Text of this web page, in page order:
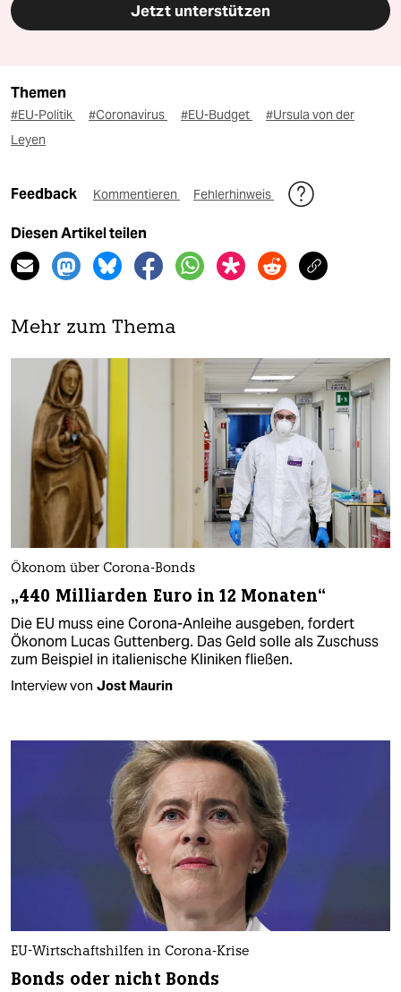
Jetzt unterstützen
Themen
#EU-Politik #Coronavirus #EU-Budget
#Ursula von der
Leyen
Feedback Kommentieren Fehlerhinweis
Diesen Artikel teilen
Mehr zum Thema
Ökonom über Corona-Bonds
„440 Milliarden Euro in 12 Monaten“
Die EU muss eine Corona-Anleihe ausgeben, fordert
Ökonom Lucas Guttenberg. Das Geld solle als Zuschuss
zum Beispiel in italienische Kliniken fließen.
Interview von Jost Maurin
EU-Wirtschaftshilfen in Corona-Krise
Bonds oder nicht Bonds